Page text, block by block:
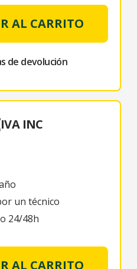
AL CARRITO
de devolución
IVA INC
un técnico
24/48h
AL CARRITO